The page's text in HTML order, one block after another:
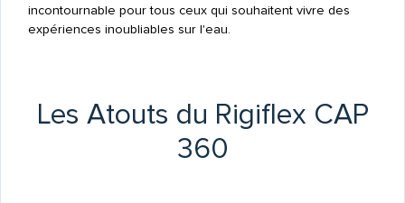
incontournable pour tous ceux qui souhaitent vivre des
expériences inoubliables sur l'eau.
Les Atouts du Rigiflex CAP
360